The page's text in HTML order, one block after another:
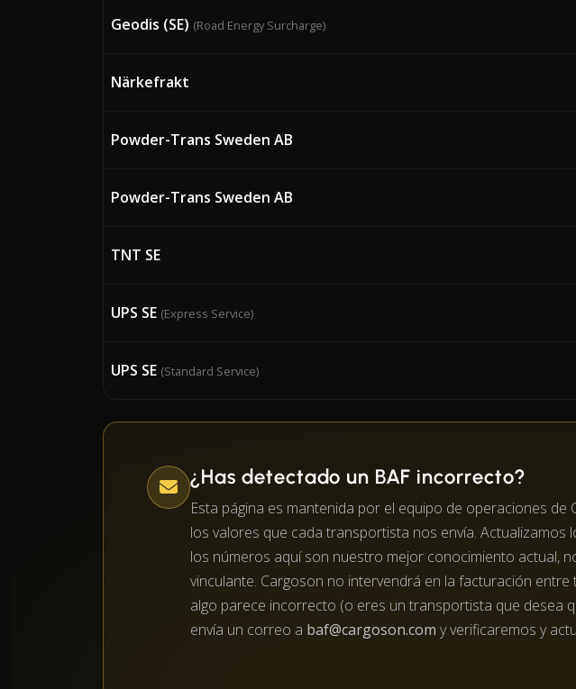
Geodis (SE) (Road Energy Surcharge)
Närkefrakt
Powder-Trans Sweden AB
Powder-Trans Sweden AB
TNT SE
UPS SE (Express Service)
UPS SE (Standard Service)
¿Has detectado un BAF incorrecto?
Esta página es mantenida por el equipo de operaciones de
los valores que cada transportista nos envía. Actualizamos
los números aquí son nuestro mejor conocimiento actual,
vinculante. Cargoson no intervendrá en la facturación entre
algo parece incorrecto (o eres un transportista que desea
envía un correo a baf@cargoson.com y verificaremos y